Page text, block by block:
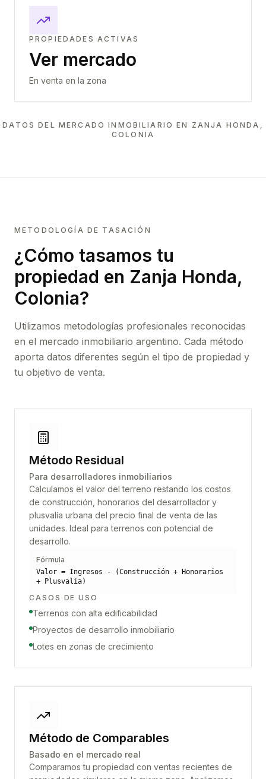
PROPIEDADES ACTIVAS
Ver mercado
En venta en la zona
DATOS DEL MERCADO INMOBILIARIO EN ZANJA HONDA,
COLONIA
METODOLOGÍA DE TASACIÓN
¿Cómo tasamos tu
propiedad en Zanja Honda,
Colonia?
Utilizamos metodologías profesionales reconocidas
en el mercado inmobiliario argentino. Cada método
aporta datos diferentes según el tipo de propiedad y
tu objetivo de venta.
Método Residual
Para desarrolladores inmobiliarios
Calculamos el valor del terreno restando los costos
de construcción, honorarios del desarrollador y
plusvalía urbana del precio final de venta de las
unidades. Ideal para terrenos con potencial de
desarrollo.
Fórmula
Valor = Ingresos - (Construcción + Honorarios
+ Plusvalía)
CASOS DE USO
Terrenos con alta edificabilidad
Proyectos de desarrollo inmobiliario
Lotes en zonas de crecimiento
Método de Comparables
Basado en el mercado real
Comparamos tu propiedad con ventas recientes de